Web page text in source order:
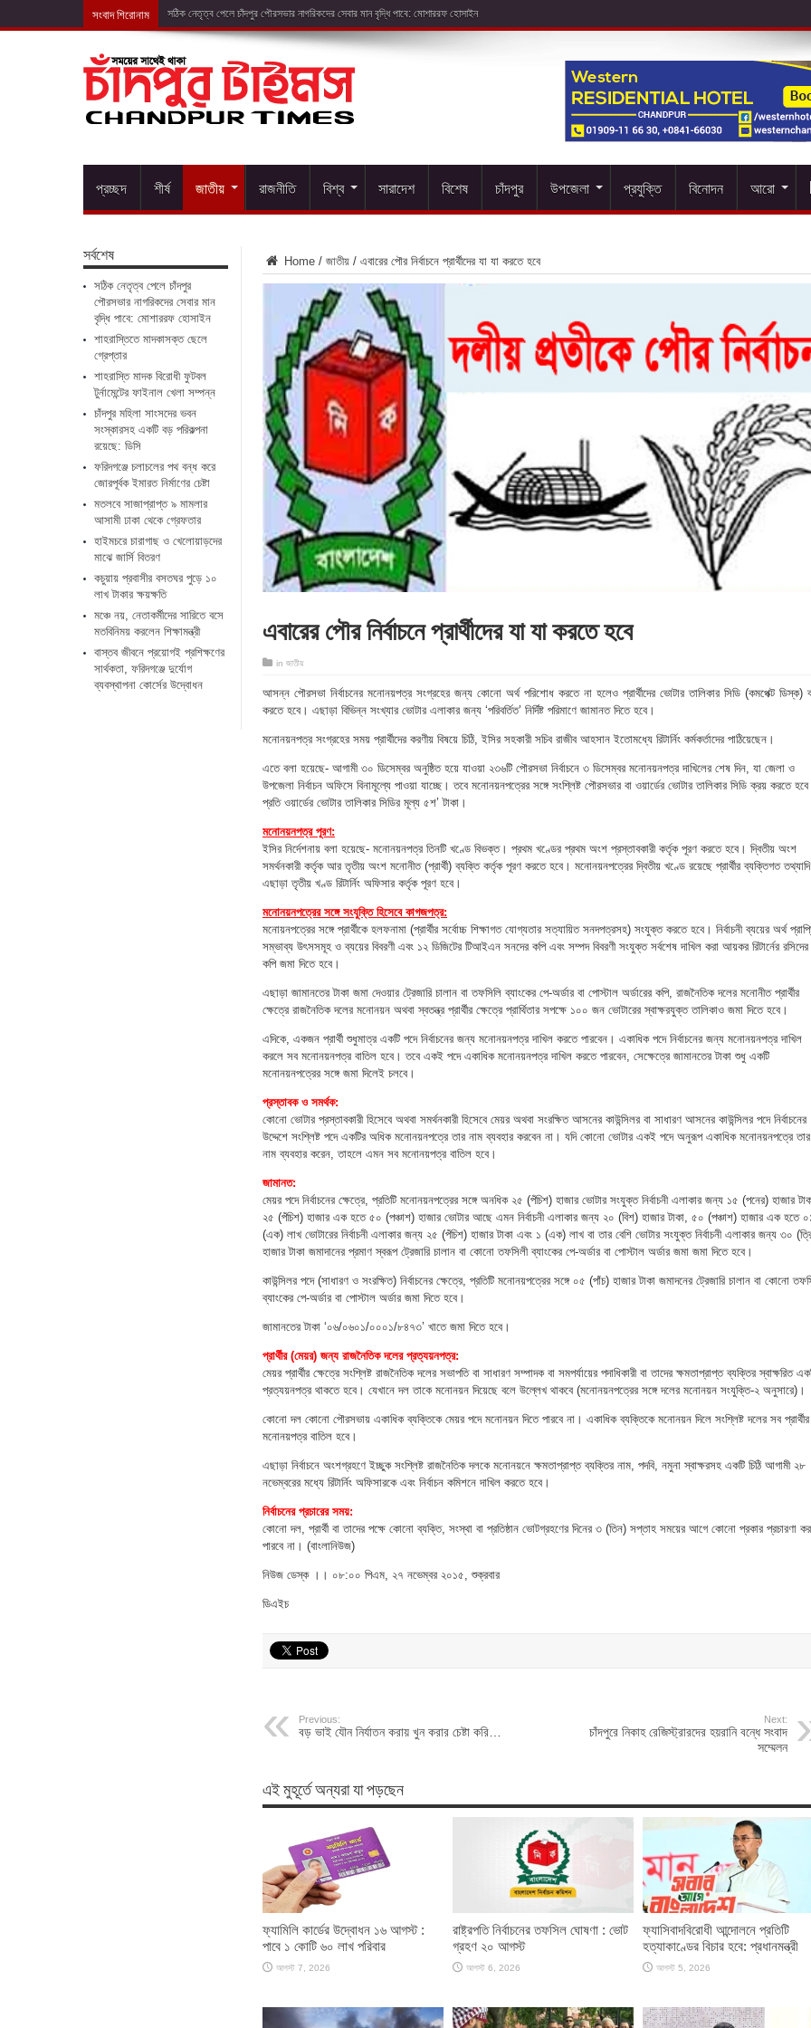
সংবাদ শিরোনাম শাহরাস্তিতে মাদক
প্রচ্ছদ শীর্ষ জাতীয় রাজনীতি বিশ্ব সারাদেশ বিশেষ চাঁদপুর উপজেলা প্রযুক্তি বিনোদন আরো
Home / জাতীয় / এবারের পৌর নির্বাচনে প্রার্থীদের যা যা করতে হবে
এবারের পৌর নির্বাচনে প্রার্থীদের যা যা করতে হবে
in জাতীয়
আসন্ন পৌরসভা নির্বাচনের মনোনয়পত্র সংগ্রহের জন্য কোনো অর্থ পরিশোধ করতে না হলেও প্রার্থীদের ভোটার তালিকার সিডি (কমপেক্ট ডিস্ক)
করতে হবে। এছাড়া বিভিন্ন সংখ্যার ভোটার এলাকার জন্য ‘পরিবর্তিত’ নির্দিষ্ট পরিমাণে জামানত দিতে হবে।
মনোনয়নপত্র সংগ্রহের সময় প্রার্থীদের করণীয় বিষয়ে চিঠি, ইসির সহকারী সচিব রাজীব আহসান ইতোমধ্যে রিটার্নিং কর্মকর্তাদের পাঠিয়েছেন।
এতে বলা হয়েছে- আগামী ৩০ ডিসেম্বর অনুষ্ঠিত হয়ে যাওয়া ২৩৬টি পৌরসভা নির্বাচনে ৩ ডিসেম্বর মনোনয়নপত্র দাখিলের শেষ দিন, যা জেলা ও
উপজেলা নির্বাচন অফিসে বিনামূল্যে পাওয়া যাচ্ছে। তবে মনোনয়নপত্রের সঙ্গে সংশ্লিষ্ট পৌরসভার বা ওয়ার্ডের ভোটার তালিকার সিডি ক্রয় করতে
প্রতি ওয়ার্ডের ভোটার তালিকার সিডির মূল্য ৫শ’ টাকা।
মনোনয়নপত্র পূরণ:
ইসির নির্দেশনায় বলা হয়েছে- মনোনয়নপত্র তিনটি খণ্ডে বিভক্ত। প্রথম খণ্ডের প্রথম অংশ প্রস্তাবকারী কর্তৃক পূরণ করতে হবে। দ্বিতীয় অংশ
সমর্থনকারী কর্তৃক আর তৃতীয় অংশ মনোনীত (প্রার্থী) ব্যক্তি কর্তৃক পূরণ করতে হবে। মনোনয়নপত্রের দ্বিতীয় খণ্ডে রয়েছে প্রার্থীর ব্যক্তিগত
এছাড়া তৃতীয় খণ্ড রিটার্নিং অফিসার কর্তৃক পূরণ হবে।
মনোনয়নপত্রের সঙ্গে সংযুক্তি হিসেবে কাগজপত্র:
মনোয়নপত্রের সঙ্গে প্রার্থীকে হলফনামা (প্রার্থীর সর্বোচ্চ শিক্ষাগত যোগ্যতার সত্যায়িত সনদপত্রসহ) সংযুক্ত করতে হবে। নির্বাচনী ব্যয়ের অর্থ
সম্ভাব্য উৎসসমূহ ও ব্যয়ের বিবরণী এবং ১২ ডিজিটের টিআইএন সনদের কপি এবং সম্পদ বিবরণী সংযুক্ত সর্বশেষ দাখিল করা আয়কর রিটার্নের রসিদের
কপি জমা দিতে হবে।
এছাড়া জামানতের টাকা জমা দেওয়ার ট্রেজারি চালান বা তফসিলি ব্যাংকের পে-অর্ডার বা পোস্টাল অর্ডারের কপি, রাজনৈতিক দলের মনোনীত প্রার্থীর
ক্ষেত্রে রাজনৈতিক দলের মনোনয়ন অথবা স্বতন্ত্র প্রার্থীর ক্ষেত্রে প্রার্থিতার সপক্ষে ১০০ জন ভোটারের স্বাক্ষরযুক্ত তালিকাও জমা দিতে হবে।
এদিকে, একজন প্রার্থী শুধুমাত্র একটি পদে নির্বাচনের জন্য মনোনয়নপত্র দাখিল করতে পারবেন। একাধিক পদে নির্বাচনের জন্য মনোনয়নপত্র দাখিল
করলে সব মনোনয়নপত্র বাতিল হবে। তবে একই পদে একাধিক মনোনয়নপত্র দাখিল করতে পারবেন, সেক্ষেত্রে জামানতের টাকা শুধু একটি
মনোনয়নপত্রের সঙ্গে জমা দিলেই চলবে।
প্রস্তাবক ও সমর্থক:
কোনো ভোটার প্রস্তাবকারী হিসেবে অথবা সমর্থনকারী হিসেবে মেয়র অথবা সংরক্ষিত আসনের কাউন্সিলর বা সাধারণ আসনের কাউন্সিলর পদে নির্বাচনের
উদ্দেশে সংশ্লিষ্ট পদে একটির অধিক মনোনয়নপত্রে তার নাম ব্যবহার করবেন না। যদি কোনো ভোটার একই পদে অনুরূপ একাধিক মনোনয়নপত্রে তার
নাম ব্যবহার করেন, তাহলে এমন সব মনোনয়পত্র বাতিল হবে।
জামানত:
মেয়র পদে নির্বাচনের ক্ষেত্রে, প্রতিটি মনোনয়নপত্রের সঙ্গে অনধিক ২৫ (পঁচিশ) হাজার ভোটার সংযুক্ত নির্বাচনী এলাকার জন্য ১৫ (পনের) হাজার
২৫ (পঁচিশ) হাজার এক হতে ৫০ (পঞ্চাশ) হাজার ভোটার আছে এমন নির্বাচনী এলাকার জন্য ২০ (বিশ) হাজার টাকা, ৫০ (পঞ্চাশ) হাজার এক হতে
(এক) লাখ ভোটারের নির্বাচনী এলাকার জন্য ২৫ (পঁচিশ) হাজার টাকা এবং ১ (এক) লাখ বা তার বেশি ভোটার সংযুক্ত নির্বাচনী এলাকার জন্য ৩০
হাজার টাকা জমাদানের প্রমাণ স্বরূপ ট্রেজারি চালান বা কোনো তফসিলী ব্যাংকের পে-অর্ডার বা পোস্টাল অর্ডার জমা জমা দিতে হবে।
কাউন্সিলর পদে (সাধারণ ও সংরক্ষিত) নির্বাচনের ক্ষেত্রে, প্রতিটি মনোনয়পত্রের সঙ্গে ০৫ (পাঁচ) হাজার টাকা জমাদনের ট্রেজারি চালান বা কোনো
ব্যাংকের পে-অর্ডার বা পোস্টাল অর্ডার জমা দিতে হবে।
জামানতের টাকা ‘০৬/০৬০১/০০০১/৮৪৭৩’ খাতে জমা দিতে হবে।
প্রার্থীর (মেয়র) জন্য রাজনৈতিক দলের প্রত্যয়নপত্র:
মেয়র প্রার্থীর ক্ষেত্রে সংশ্লিষ্ট রাজনৈতিক দলের সভাপতি বা সাধারণ সম্পাদক বা সমপর্যায়ের পদাধিকারী বা তাদের ক্ষমতাপ্রাপ্ত ব্যক্তির স্বাক্ষরিত
প্রত্যয়নপত্র থাকতে হবে। যেখানে দল তাকে মনোনয়ন দিয়েছে বলে উল্লেখ থাকবে (মনোনয়নপত্রের সঙ্গে দলের মনোনয়ন সংযুক্তি-২ অনুসারে)।
কোনো দল কোনো পৌরসভায় একাধিক ব্যক্তিকে মেয়র পদে মনোনয়ন দিতে পারবে না। একাধিক ব্যক্তিকে মনোনয়ন দিলে সংশ্লিষ্ট দলের সব প্রার্থীর
মনোনয়পত্র বাতিল হবে।
এছাড়া নির্বাচনে অংশগ্রহণে ইচ্ছুক সংশ্লিষ্ট রাজনৈতিক দলকে মনোনয়নে ক্ষমতাপ্রাপ্ত ব্যক্তির নাম, পদবি, নমুনা স্বাক্ষরসহ একটি চিঠি আগামী ২৮
নভেম্বরের মধ্যে রিটার্নিং অফিসারকে এবং নির্বাচন কমিশনে দাখিল করতে হবে।
নির্বাচনের প্রচারের সময়:
কোনো দল, প্রার্থী বা তাদের পক্ষে কোনো ব্যক্তি, সংস্থা বা প্রতিষ্ঠান ভোটগ্রহণের দিনের ৩ (তিন) সপ্তাহ সময়ের আগে কোনো প্রকার প্রচারণা
পারবে না। (বাংলানিউজ)
নিউজ ডেস্ক ।। ০৮:০০ পিএম, ২৭ নভেম্বর ২০১৫, শুক্রবার
ডিএইচ
Previous:
বড় ভাই যৌন নির্যাতন করায় খুন করার চেষ্টা করি…
Next:
চাঁদপুরে নিকাহ রেজিস্ট্রারদের হয়রানি বন্ধে সংবাদ
সম্মেলন
এই মুহূর্তে অন্যরা যা পড়ছেন
ফ্যামিলি কার্ডের উদ্বোধন ১৬ আগস্ট :
পাবে ১ কোটি ৬০ লাখ পরিবার
আগস্ট 7, 2026
রাষ্ট্রপতি নির্বাচনের তফসিল ঘোষণা : ভোট
গ্রহণ ২০ আগস্ট
আগস্ট 6, 2026
ফ্যাসিবাদবিরোধী আন্দোলনে প্রতিটি
হত্যাকাণ্ডের বিচার হবে: প্রধানমন্ত্রী
আগস্ট 5, 2026
সর্বশেষ
সঠিক নেতৃত্ব পেলে চাঁদপুর
পৌরসভার নাগরিকদের সেবার মান
বৃদ্ধি পাবে: মোশাররফ হোসাইন
শাহরাস্তিতে মাদকাসক্ত ছেলে
গ্রেপ্তার
শাহরাস্তি মাদক বিরোধী ফুটবল
টুর্নামেন্টের ফাইনাল খেলা সম্পন্ন
চাঁদপুর মহিলা সাংসদের ভবন
সংস্কারসহ একটি বড় পরিকল্পনা
রয়েছে: ডিসি
ফরিদগঞ্জে চলাচলের পথ বন্ধ করে
জোরপূর্বক ইমারত নির্মাণের চেষ্টা
মতলবে সাজাপ্রাপ্ত ৯ মামলার
আসামী ঢাকা থেকে গ্রেফতার
হাইমচরে চারাগাছ ও খেলোয়াড়দের
মাঝে জার্সি বিতরণ
কচুয়ায় প্রবাসীর বসতঘর পুড়ে ১০
লাখ টাকার ক্ষয়ক্ষতি
মঞ্চে নয়, নেতাকর্মীদের সারিতে বসে
মতবিনিময় করলেন শিক্ষামন্ত্রী
​বাস্তব জীবনে প্রয়োগই প্রশিক্ষণের
সার্থকতা, ফরিদগঞ্জে দুর্যোগ
ব্যবস্থাপনা কোর্সের উদ্বোধন